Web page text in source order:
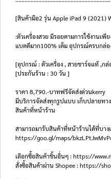
[สินค้ามือ2 รุ่น Apple iPad 9 (2021)
:ตัวเครื่องสวย มีรอยตามการใช้งานเ
แบตดีมาก100% เต็ม อุปกรณ์ครบกล่อ
[อุปกรณ์ : ตัวเครื่อง , สายชาร์จแท้ ,กล่
[ประกันร้าน : 30 วัน ]
ราคา 8,790.-บาทฟรีจัดส่งด่วนkerry
มีบริการจัดส่งทุกรูปแบบ เก็บปลายทา
สินค้าที่หน้าร้าน
สามารถมารับสินค้าที่หน้าร้านได้ที่บา
https://goo.gl/maps/
เลือกซื้อสินค้าชิ้นอื่นๆ : https://
สั่งซื้อสินค้าผ่าน Shopee : https://